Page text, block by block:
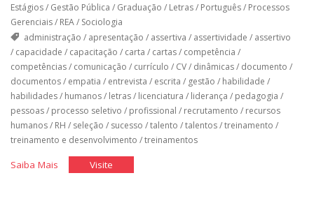
Estágios/ Gestão Pública / Graduação / Letras/ Português/ Processos
Gerenciais/ REA/ Sociologia
administração / apresentação / assertiva / assertividade / assertivo
/ capacidade / capacitação / carta / cartas/ competência /
competências/ comunicação / currículo / CV/ dinâmicas/ documento /
documentos/ empatia / entrevista / escrita / gestão / habilidade /
habilidades/ humanos/ letras/ licenciatura / liderança / pedagogia /
pessoas/ processo seletivo / profissional / recrutamento / recursos
humanos/ RH / seleção / sucesso /talento /talentos/treinamento /
treinamento e desenvolvimento /treinamentos
Saiba Mais"Escrevendo
Visite"Escrevendo